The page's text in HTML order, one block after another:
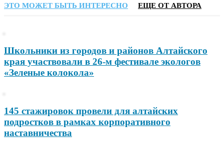
ЭТО МОЖЕТ БЫТЬ ИНТЕРЕСНО ЕЩЕ ОТ АВТОРА
Школьники из городов и районов Алтайского
края участвовали в 26-м фестивале экологов
«Зеленые колокола»
145 стажировок провели для алтайских
подростков в рамках корпоративного
наставничества